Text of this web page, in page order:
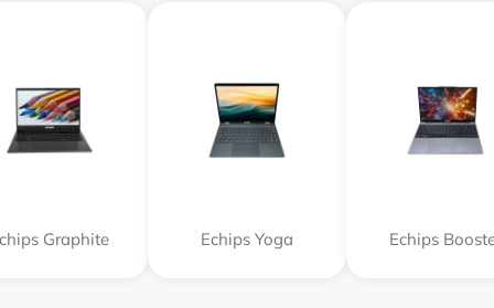
Graphite Echips Yoga Echips